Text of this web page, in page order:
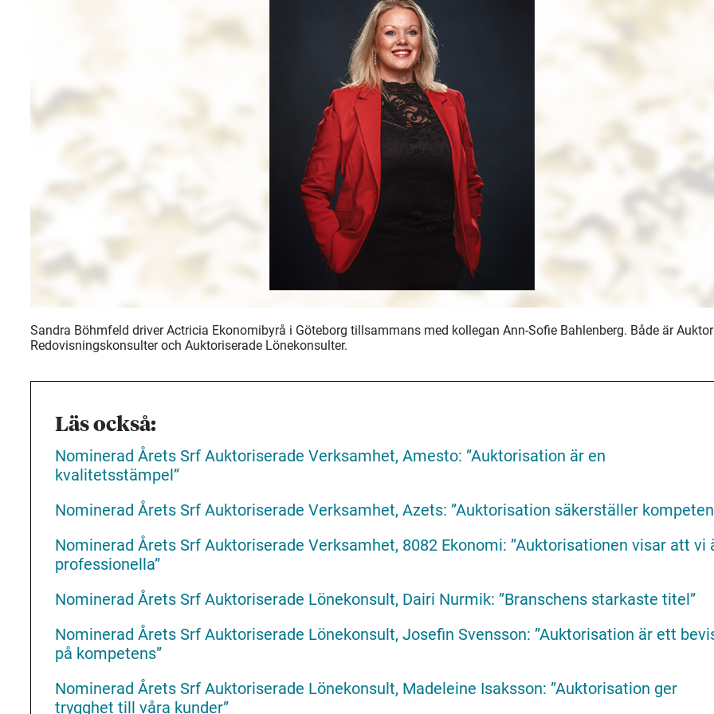
Sandra Böhmfeld driver Actricia Ekonomibyrå i Göteborg tillsammans med kollegan Ann-Sofie Bahlenberg. Både är
Redovisningskonsulter och Auktoriserade Lönekonsulter.
Läs också:
Nominerad Årets Srf Auktoriserade Verksamhet, Amesto: ”Auktorisation är en
kvalitetsstämpel”
Nominerad Årets Srf Auktoriserade Verksamhet, Azets: ”Auktorisation säkerställer
Nominerad Årets Srf Auktoriserade Verksamhet, 8082 Ekonomi: ”Auktorisationen visar att vi
professionella”
Nominerad Årets Srf Auktoriserade Lönekonsult, Dairi Nurmik: ”Branschens starkaste titel”
Nominerad Årets Srf Auktoriserade Lönekonsult, Josefin Svensson: ”Auktorisation är ett
på kompetens”
Nominerad Årets Srf Auktoriserade Lönekonsult, Madeleine Isaksson: ”Auktorisation ger
trygghet till våra kunder”